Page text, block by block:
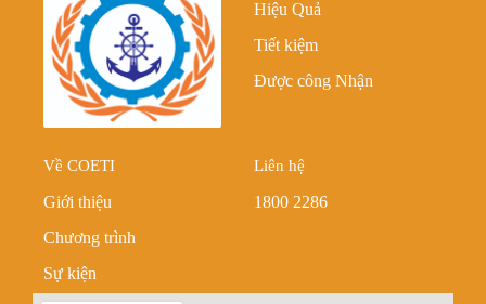
Hiệu Quả
Tiết kiệm
Được công Nhận
Về COETI
Giới thiệu
Chương trình
Sự kiện
Liên hệ
1800 2286